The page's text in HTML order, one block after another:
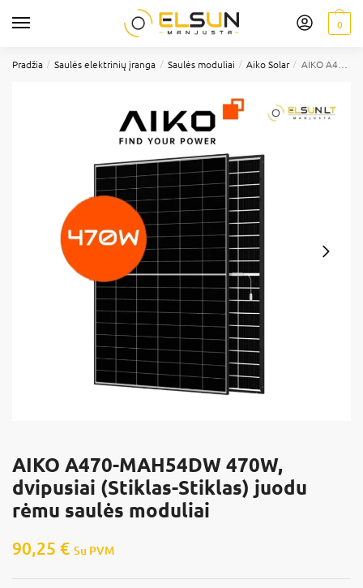
0
Pradžia / Saulės elektrinių įranga / Saulės moduliai / Aiko Solar / AIKO A470-MAH54DW 470W, dvipusiai (Stiklas-Stiklas) juodu rėmu saulės moduliai
AIKO A470-MAH54DW 470W,
dvipusiai (Stiklas-Stiklas) juodu
rėmu saulės moduliai
90,25 € Su PVM